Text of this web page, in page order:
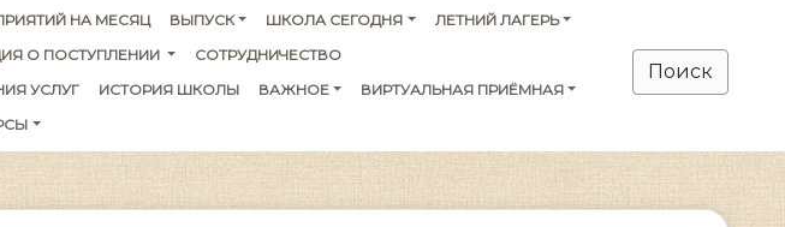
НА МЕСЯЦ ВЫПУСК ШКОЛА СЕГОДНЯ
ЛЕТНИЙ ЛАГЕРЬ
О ПОСТУПЛЕНИИ
СОТРУДНИЧЕСТВО
УСЛУГ ИСТОРИЯ ШКОЛЫ ВАЖНОЕ
ВИРТУАЛЬНАЯ ПРИЁМНАЯ
Поиск